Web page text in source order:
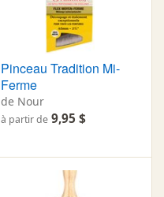
Pinceau Tradition Mi-
Ferme
de Nour
à partir de 9,95 $